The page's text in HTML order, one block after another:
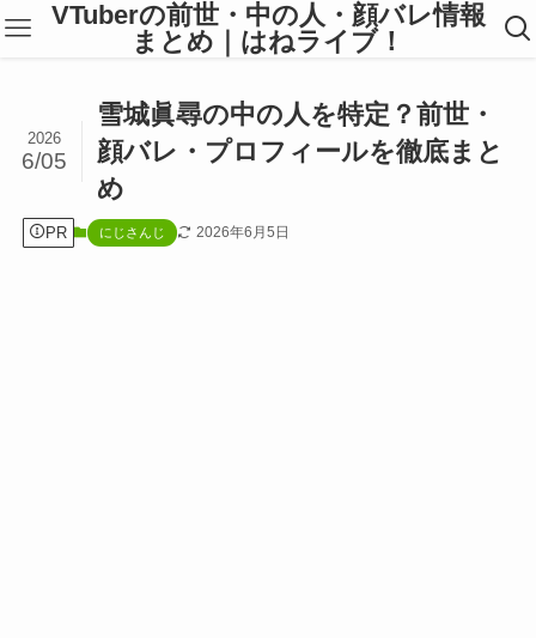
VTuberの前世・中の人・顔バレ情報
まとめ｜はねライブ！
雪城眞尋の中の人を特定？前世・
顔バレ・プロフィールを徹底まと
め
2026
6/05
PR にじさんじ 2026年6月5日